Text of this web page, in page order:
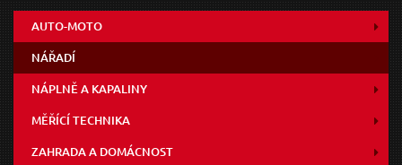
AUTO-MOTO
NÁŘADÍ
NÁPLNĚ A KAPALINY
MĚŘÍCÍ TECHNIKA
ZAHRADA A DOMÁCNOST